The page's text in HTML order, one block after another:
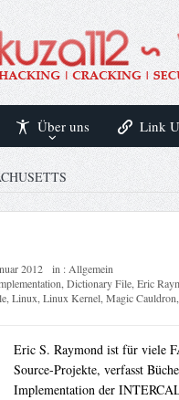
Über uns Link
2012 in :Allgemein
,Dictionary File,Eric
,Linux,Linux Kernel,Magic Cauldron,
Eric S. Raymond ist für viele
Source-Projekte, verfasst
Implementation der